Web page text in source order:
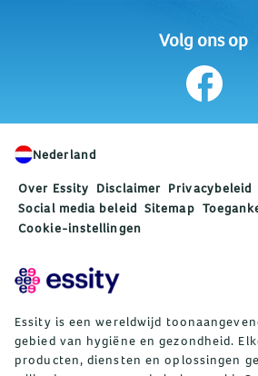
Volg ons op
Nederland
Over Essity Disclaimer Privacybeleid
Social media beleid Sitemap
Cookie-instellingen
Essity is een wereldwijd
gebied van hygiëne en gezondheid.
producten, diensten en oplossingen